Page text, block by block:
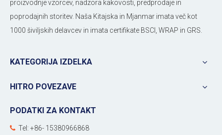
proizvodnje vzorcev, nadzora kakovosti, predprodaje in
poprodajnih storitev. Naša Kitajska in Mjanmar imata več kot
1000 šiviljskih delavcev in imata certifikate BSCI, WRAP in GRS.
KATEGORIJA IZDELKA
HITRO POVEZAVE
PODATKI ZA KONTAKT
 Tel: +86- 15380966868